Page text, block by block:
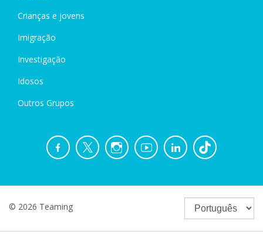
Crianças e jovens
Imigração
Investigação
Idosos
Outros Grupos
© 2026 Teaming